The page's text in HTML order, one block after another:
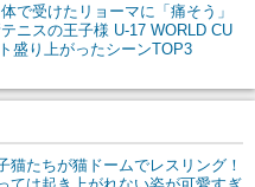
で受けたリョーマに「痛そう」
ニスの王子様 U-17 WORLD CU
盛り上がったシーンTOP3
猫たちが猫ドームでレスリング！